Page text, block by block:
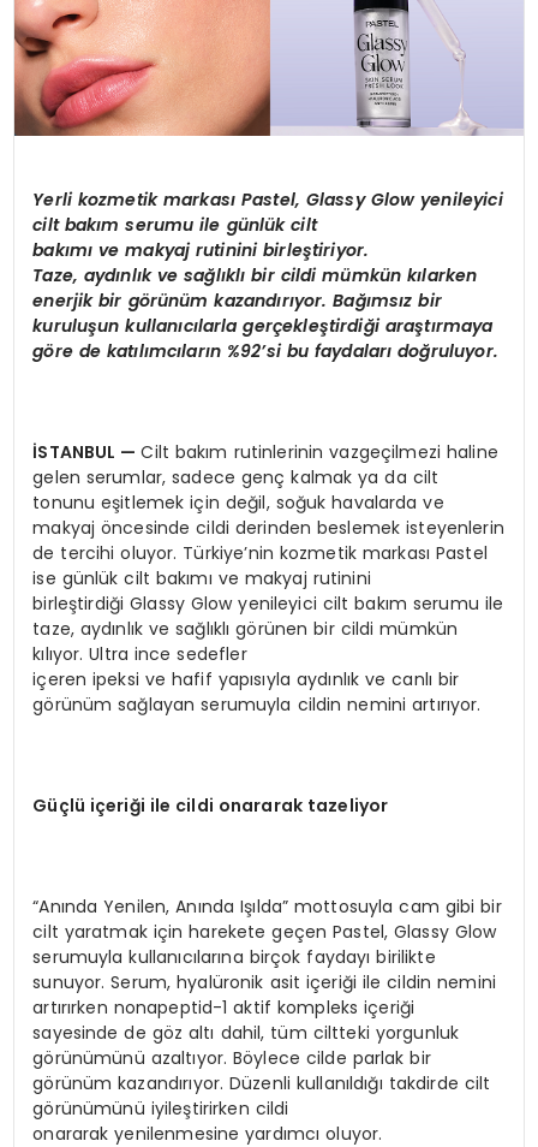
Yerli kozmetik markası Pastel, Glassy Glow yenileyici
cilt bakım serumu ile günlük cilt
bakımı ve makyaj rutinini birleştiriyor.
Taze, aydınlık ve sağlıklı bir cildi mümkün kılarken
enerjik bir görünüm kazandırıyor. Bağımsız bir
kuruluşun kullanıcılarla gerçekleştirdiği araştırmaya
göre de katılımcıların %92’si bu faydaları doğruluyor.
İSTANBUL —Cilt bakım rutinlerinin vazgeçilmezi haline
gelen serumlar, sadece genç kalmak ya da cilt
tonunu eşitlemek için değil, soğuk havalarda ve
makyaj öncesinde cildi derinden beslemek isteyenlerin
de tercihi oluyor. Türkiye’nin kozmetik markası Pastel
ise günlük cilt bakımı ve makyaj rutinini
birleştirdiği Glassy Glow yenileyici cilt bakım serumu ile
taze, aydınlık ve sağlıklı görünen bir cildi mümkün
kılıyor. Ultra ince sedefler
içeren ipeksi ve hafif yapısıyla aydınlık ve canlı bir
görünüm sağlayan serumuyla cildin nemini artırıyor.
Güçlü içeriği ile cildi onararak tazeliyor
“Anında Yenilen, Anında Işılda” mottosuyla cam gibi bir
cilt yaratmak için harekete geçen Pastel, Glassy Glow
serumuyla kullanıcılarına birçok faydayı birilikte
sunuyor. Serum, hyalüronik asit içeriği ile cildin nemini
artırırken nonapeptid-1 aktif kompleks içeriği
sayesinde de göz altı dahil, tüm ciltteki yorgunluk
görünümünü azaltıyor. Böylece cilde parlak bir
görünüm kazandırıyor. Düzenli kullanıldığı takdirde cilt
görünümünü iyileştirirken cildi
onararak yenilenmesine yardımcı oluyor.